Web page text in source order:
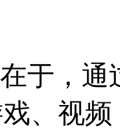
于，
、视